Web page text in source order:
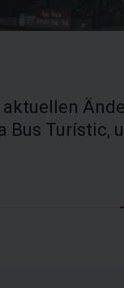
Bus Turístic,